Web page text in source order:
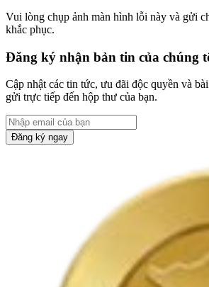
Vui lòng chụp ảnh màn hình lỗi này và gửi
khắc phục.
Đăng ký nhận bản tin của chúng
Cập nhật các tin tức, ưu đãi độc quyền và
gửi trực tiếp đến hộp thư của bạn.
Đăng ký ngay